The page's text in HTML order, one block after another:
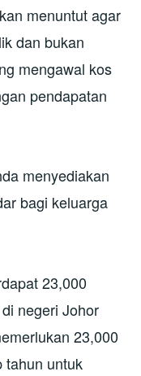
menuntut agar
dan bukan
mengawal kos
pendapatan
menyediakan
bagi keluarga
23,000
negeri Johor
23,000
tahun untuk